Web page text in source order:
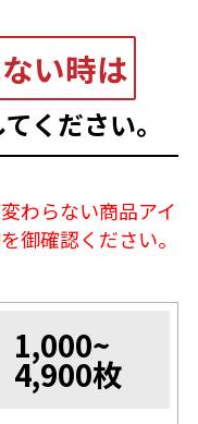
い時は
ください。
わらない商品アイ
御確認ください。
1,000~
4,900枚